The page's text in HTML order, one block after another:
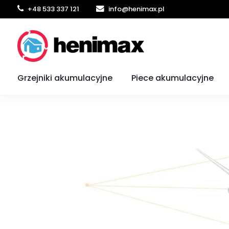
+48 533 337 121 info@henimax.pl
Grzejniki akumulacyjne Piece akumulacyjne